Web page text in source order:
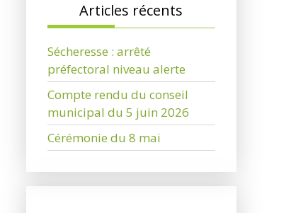
Articles récents
Sécheresse : arrêté
préfectoral niveau alerte
Compte rendu du conseil
municipal du 5 juin 2026
Cérémonie du 8 mai